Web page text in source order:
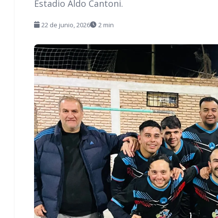
Estadio Aldo Cantoni.
22 de junio, 2026 2 min